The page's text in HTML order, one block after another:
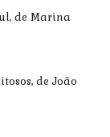
de Marina
de João